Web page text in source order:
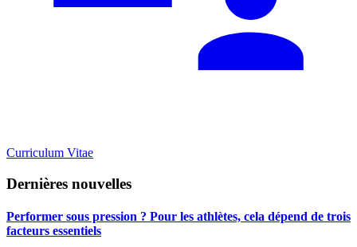
Curriculum Vitae
Dernières nouvelles
Performer sous pression ? Pour les athlètes, cela dépend de trois
facteurs essentiels